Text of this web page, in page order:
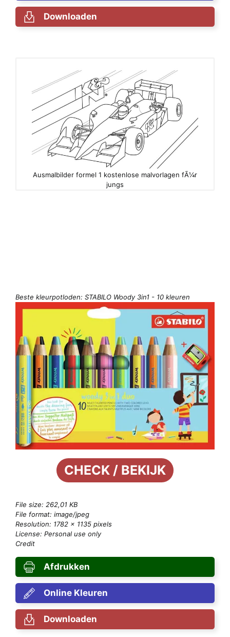
Downloaden
Ausmalbilder formel 1 kostenlose malvorlagen fÃ¼r
jungs
Beste kleurpotloden: STABILO Woody 3in1 - 10 kleuren
CHECK / BEKIJK
File size: 262,01 KB
File format: image/jpeg
Resolution: 1782 × 1135 pixels
License: Personal use only
Credit
Afdrukken
Online Kleuren
Downloaden